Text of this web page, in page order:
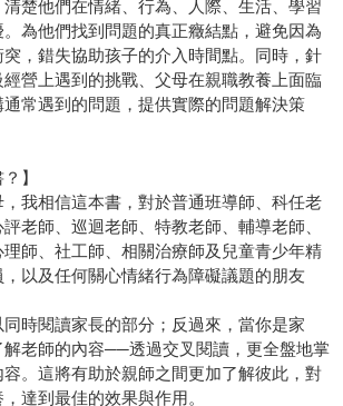
楚他們在情緒、行為、人際、生活、學習
為他們找到問題的真正癥結點，避免因為
，錯失協助孩子的介入時間點。同時，針
營上遇到的挑戰、父母在親職教養上面臨
常遇到的問題，提供實際的問題解決策
】
我相信這本書，對於普通班導師、科任老
老師、巡迴老師、特教老師、輔導老師、
師、社工師、相關治療師及兒童青少年精
以及任何關心情緒行為障礙議題的朋友
時閱讀家長的部分；反過來，當你是家
老師的內容──透過交叉閱讀，更全盤地掌
。這將有助於親師之間更加了解彼此，對
達到最佳的效果與作用。